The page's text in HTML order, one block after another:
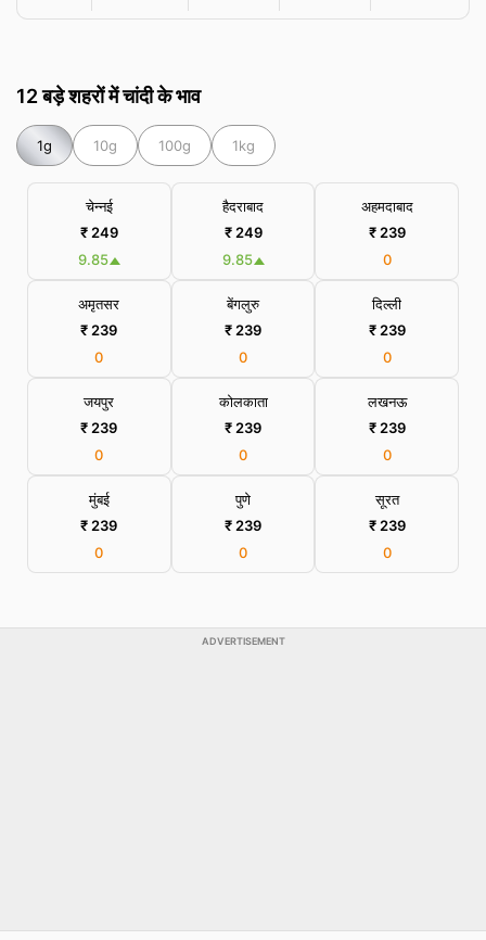
12 बड़े शहरों में चांदी के भाव
1g 10g 100g 1kg
चेन्नई
₹ 249
9.85
हैदराबाद
₹ 249
9.85
अहमदाबाद
₹ 239
0
अमृतसर
₹ 239
0
बेंगलुरु
₹ 239
0
दिल्ली
₹ 239
0
जयपुर
₹ 239
0
कोलकाता
₹ 239
0
लखनऊ
₹ 239
0
मुंबई
₹ 239
0
पुणे
₹ 239
0
सूरत
₹ 239
0
ADVERTISEMENT